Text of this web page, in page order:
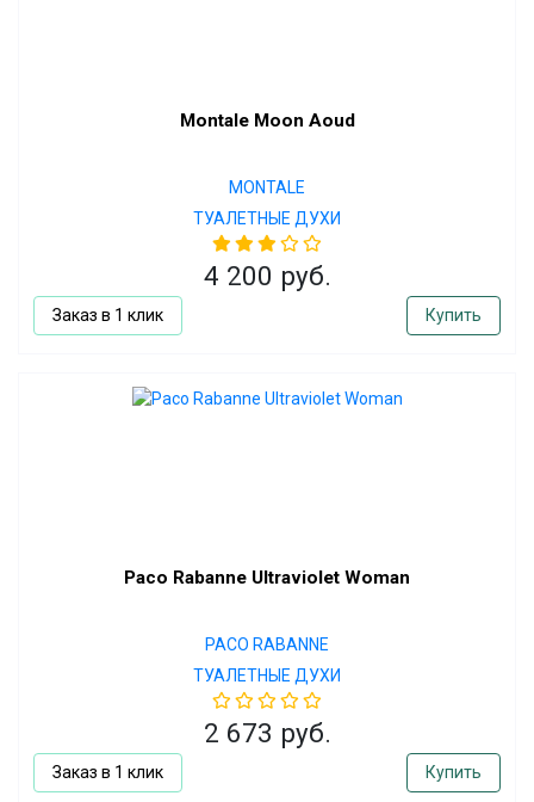
Montale Moon Aoud
MONTALE
ТУАЛЕТНЫЕ ДУХИ
4 200 руб.
Заказ в 1 клик Купить
Paco Rabanne Ultraviolet Woman
PACO RABANNE
ТУАЛЕТНЫЕ ДУХИ
2 673 руб.
Заказ в 1 клик Купить